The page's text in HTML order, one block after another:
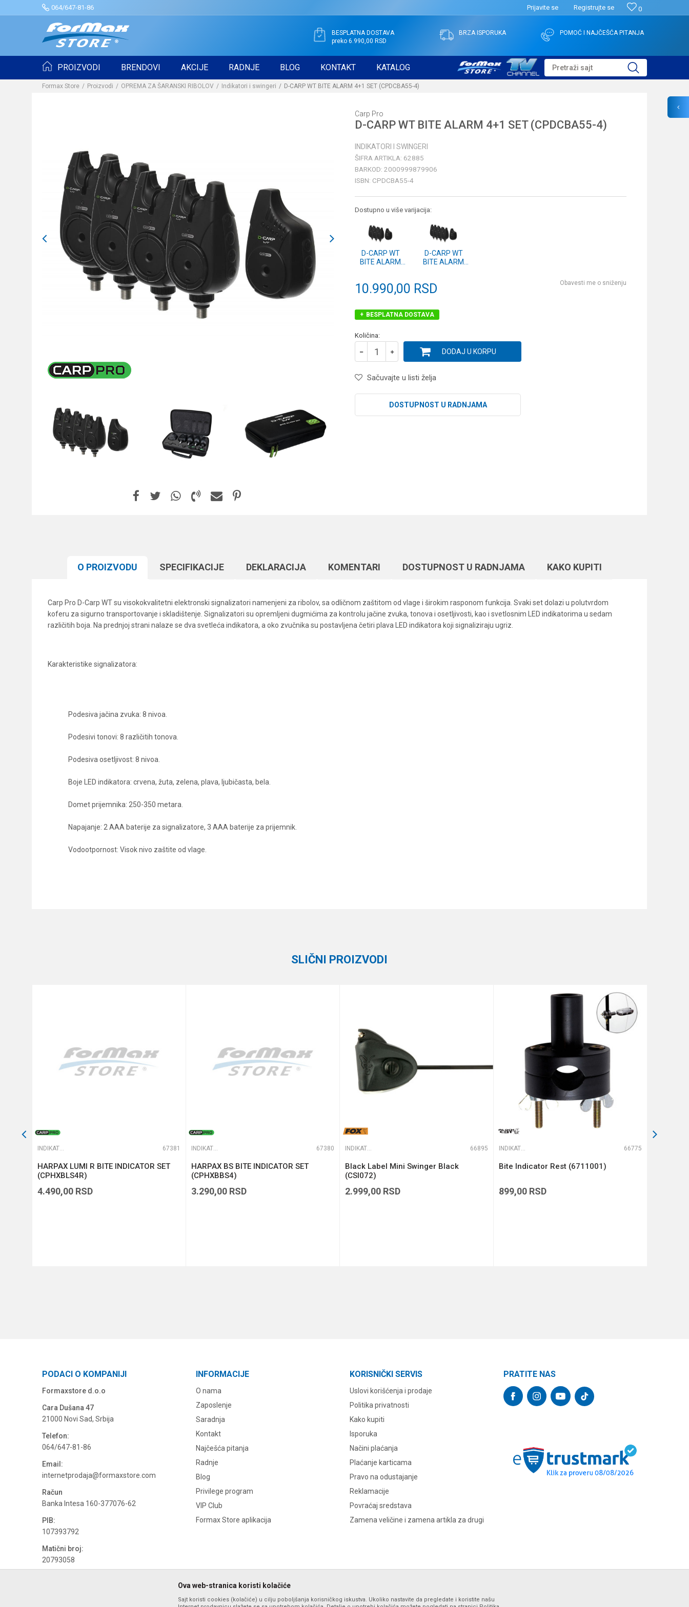
064/647-81-86 0
Prijavite se Registrujte se
BESPLATNA DOSTAVA
preko 6.990,00 RSD
BRZA ISPORUKA POMOĆ I NAJČEŠĆA PITANJA
PROIZVODI BRENDOVI AKCIJE RADNJE BLOG KONTAKT KATALOG Pretraži sajt
Formax Store Proizvodi OPREMA ZA ŠARANSKI RIBOLOV Indikatori i swingeri D-CARP WT BITE ALARM 4+1 SET (CPDCBA55-4)
Carp Pro
D-CARP WT BITE ALARM 4+1 SET (CPDCBA55-4)
INDIKATORI I SWINGERI
ŠIFRA ARTIKLA: 62885
BARKOD: 2000999879906
ISBN: CPDCBA55-4
Dostupno u više varijacija:
D-CARP WT
BITE ALARM
D-CARP WT
BITE ALARM
10.990,00 RSD Obavesti me o sniženju
BESPLATNA DOSTAVA
Količina:
DODAJ U KORPU
Sačuvajte u listi želja
DOSTUPNOST U RADNJAMA
O PROIZVODU SPECIFIKACIJЕ DEKLARACIJA KOMENTARI DOSTUPNOST U RADNJAMA KAKO KUPITI
Carp Pro D-Carp WT su visokokvalitetni elektronski signalizatori namenjeni za ribolov, sa odličnom zaštitom od vlage i širokim rasponom funkcija. Svaki set dolazi u polutvrdom
koferu za sigurno transportovanje i skladištenje. Signalizatori su opremljeni dugmićima za kontrolu jačine zvuka, tonova i osetljivosti, kao i svetlosnim LED indikatorima u sedam
različitih boja. Na prednjoj strani nalaze se dva svetleća indikatora, a oko zvučnika su postavljena četiri plava LED indikatora koji signaliziraju ugriz.
Karakteristike signalizatora:
Podesiva jačina zvuka: 8 nivoa.
Podesivi tonovi: 8 različitih tonova.
Podesiva osetljivost: 8 nivoa.
Boje LED indikatora: crvena, žuta, zelena, plava, ljubičasta, bela.
Domet prijemnika: 250-350 metara.
Napajanje: 2 AAA baterije za signalizatore, 3 AAA baterije za prijemnik.
Vodootpornost: Visok nivo zaštite od vlage.
SLIČNI PROIZVODI
INDIKATORI I SWINGERI 67381
HARPAX LUMI R BITE INDICATOR SET
(CPHXBLS4R)
4.490,00 RSD
INDIKATORI I SWINGERI 67380
HARPAX BS BITE INDICATOR SET
(CPHXBBS4)
3.290,00 RSD
INDIKATORI I SWINGERI 66895
Black Label Mini Swinger Black
(CSI072)
2.999,00 RSD
INDIKATORI I SWINGERI 66775
Bite Indicator Rest (6711001)
899,00 RSD
PODACI O KOMPANIJI
Formaxstore d.o.o
Cara Dušana 47
21000 Novi Sad, Srbija
Telefon:
064/647-81-86
Email:
internetprodaja@formaxstore.com
Račun
Banka Intesa 160-377076-62
PIB:
107393792
Matični broj:
20793058
INFORMACIJE
O nama
Zaposlenje
Saradnja
Kontakt
Najčešća pitanja
Radnje
Blog
Privilege program
VIP Club
Formax Store aplikacija
KORISNIČKI SERVIS
Uslovi korišćenja i prodaje
Politika privatnosti
Kako kupiti
Isporuka
Načini plaćanja
Plaćanje karticama
Pravo na odustajanje
Reklamacije
Povraćaj sredstava
Zamena veličine i zamena artikla za drugi
PRATITE NAS
Ova web-stranica koristi kolačiće
Sajt koristi cookies (kolačiće) u cilju poboljšanja korisničkog iskustva. Ukoliko nastavite da pregledate i koristite našu